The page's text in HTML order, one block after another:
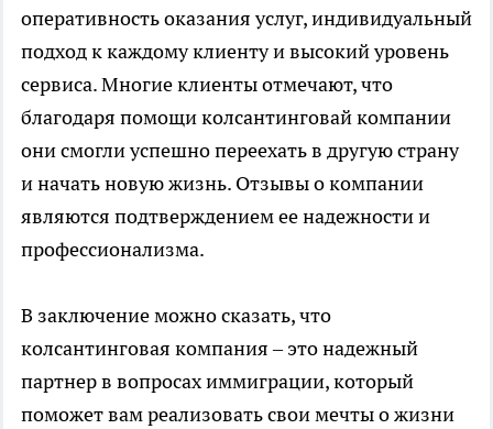
оперативность оказания услуг, индивидуальный
подход к каждому клиенту и высокий уровень
сервиса. Многие клиенты отмечают, что
благодаря помощи колсантинговай компании
они смогли успешно переехать в другую страну
и начать новую жизнь. Отзывы о компании
являются подтверждением ее надежности и
профессионализма.
В заключение можно сказать, что
колсантинговая компания – это надежный
партнер в вопросах иммиграции, который
поможет вам реализовать свои мечты о жизни